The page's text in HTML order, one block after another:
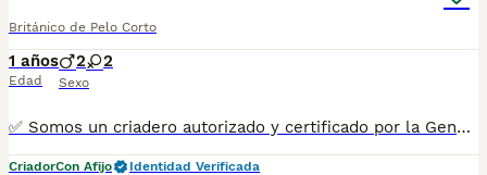
Británico de Pelo Corto
1 años
Edad
2 2
Sexo
✅ Somos un criadero autorizado y certificado por la Generalitat de Catalunya. PARA MÁS INFORMACIÓN: ☎️ 933095977 📱 685878504 / 674320847 💻 www.aquanatura.es 🚙 Hacemos envíos 📌 Calle Roger de Flor 45, muy cerca del Arc de Triomf de Barcelona, de Lunes a Sábados. Se entregan con la mayoría de sus vacunas, desparasitados interna y externamente, con microchip y su registro, cartilla sanitaria y contrato de garantías, bajo la supervisión de nuestro equipo veterinario. AQUANATURA
CriadorCon Afijo
Identidad Verificada